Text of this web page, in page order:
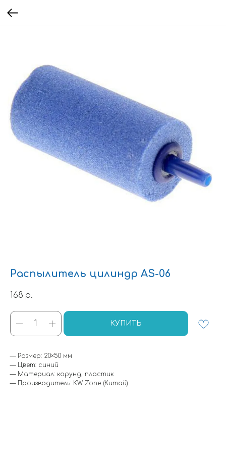
Распылитель цилиндр AS-06
168 р.
КУПИТЬ
— Размер: 20×50 мм
— Цвет: синий
— Материал: корунд, пластик
— Производитель: KW Zone (Китай)